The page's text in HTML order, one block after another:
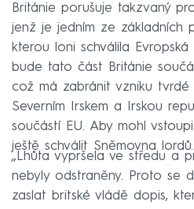
Británie porušuje takzvaný
jenž je jedním ze základních
kterou loni schválila
bude tato část Británie
což má zabránit vzniku tvrdé
Severním Irskem a Irskou
součástí EU. Aby mohl
ještě schválit Sněmovna lordů.
„Lhůta vypršela ve středu a
nebyly odstraněny. Proto se
zaslat britské vládě dopis,